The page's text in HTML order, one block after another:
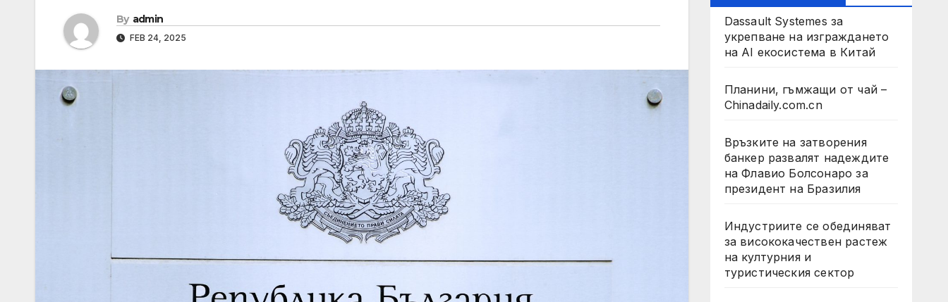
By admin
FEB 24, 2025
Dassault Systemes за
укрепване на изграждането
на AI екосистема в Китай
Планини, гъмжащи от чай –
Chinadaily.com.cn
Връзките на затворения
банкер развалят надеждите
на Флавио Болсонаро за
президент на Бразилия
Индустриите се обединяват
за висококачествен растеж
на културния и
туристическия сектор